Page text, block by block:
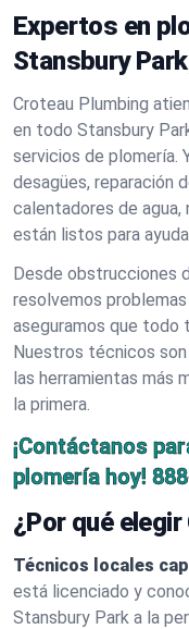
Expertos en
Stansbury
Croteau Plumbing
en todo Stansbury
servicios de plomería.
desagües, reparación
calentadores de
están listos para
Desde obstrucciones
resolvemos
aseguramos que todo
Nuestros técnicos
las herramientas más
la primera.
¡Contáctanos
plomería hoy!
¿Por qué
Técnicos locales
está licenciado y
Stansbury Park a la